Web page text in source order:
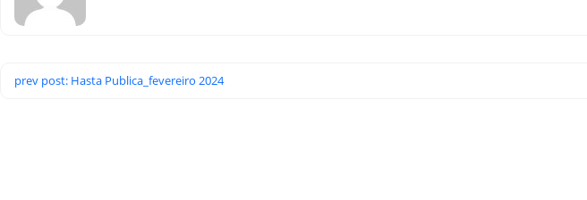
prev post: Hasta Publica_fevereiro 2024